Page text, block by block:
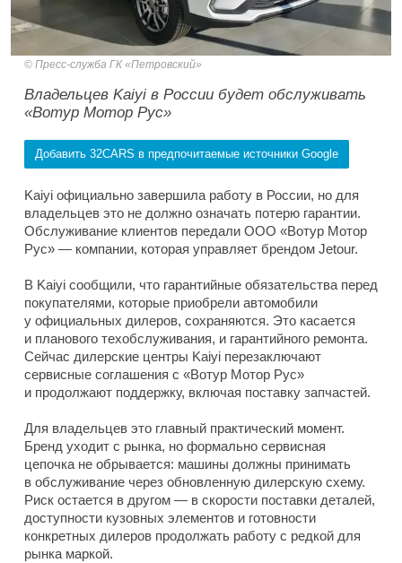
Пресс-служба ГК «Петровский»
Владельцев Kaiyi в России будет обслуживать
«Вотур Мотор Рус»
Добавить 32CARS в предпочитаемые источники Google
Kaiyi официально завершила работу в России, но для
владельцев это не должно означать потерю гарантии.
Обслуживание клиентов передали ООО «Вотур Мотор
Рус» — компании, которая управляет брендом Jetour.
В Kaiyi сообщили, что гарантийные обязательства перед
покупателями, которые приобрели автомобили
у официальных дилеров, сохраняются. Это касается
и планового техобслуживания, и гарантийного ремонта.
Сейчас дилерские центры Kaiyi перезаключают
сервисные соглашения с «Вотур Мотор Рус»
и продолжают поддержку, включая поставку запчастей.
Для владельцев это главный практический момент.
Бренд уходит с рынка, но формально сервисная
цепочка не обрывается: машины должны принимать
в обслуживание через обновленную дилерскую схему.
Риск остается в другом — в скорости поставки деталей,
доступности кузовных элементов и готовности
конкретных дилеров продолжать работу с редкой для
рынка маркой.